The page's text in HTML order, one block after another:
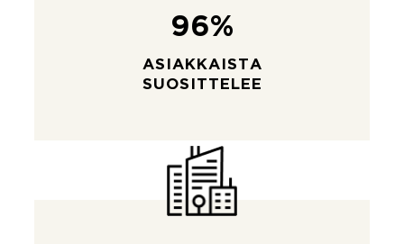
96%
ASIAKKAISTA
SUOSITTELEE